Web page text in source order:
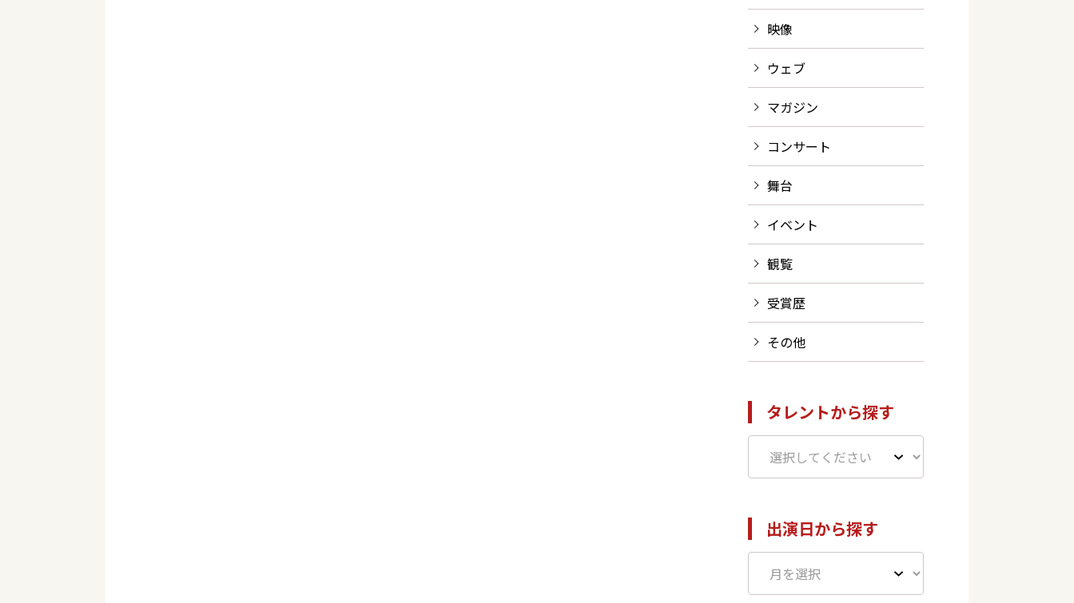
映像
ウェブ
マガジン
コンサート
舞台
イベント
観覧
受賞歴
その他
タレントから探す
出演日から探す